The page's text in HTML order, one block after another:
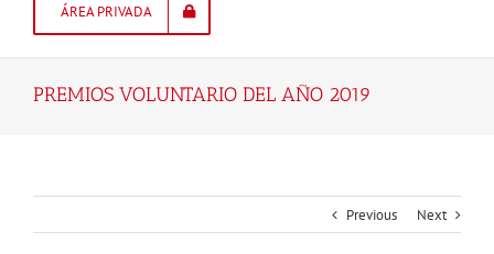
ÁREA PRIVADA
PREMIOS VOLUNTARIO DEL AÑO 2019
Previous Next